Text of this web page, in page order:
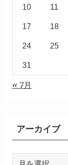
10 11
17 18
24 25
31
« 7月
アーカイブ